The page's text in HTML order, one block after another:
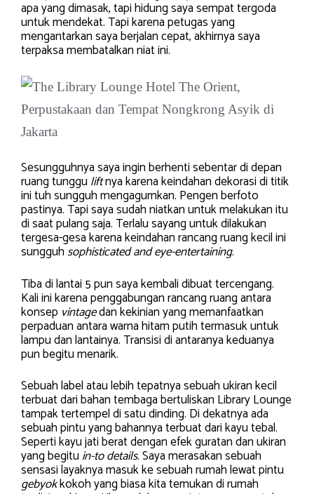
apa yang dimasak, tapi hidung saya sempat tergoda
untuk mendekat. Tapi karena petugas yang
mengantarkan saya berjalan cepat, akhirnya saya
terpaksa membatalkan niat ini.
Sesungguhnya saya ingin berhenti sebentar di depan
ruang tunggu liftnya karena keindahan dekorasi di titik
ini tuh sungguh mengagumkan. Pengen berfoto
pastinya. Tapi saya sudah niatkan untuk melakukan itu
di saat pulang saja. Terlalu sayang untuk dilakukan
tergesa-gesa karena keindahan rancang ruang kecil ini
sungguh sophisticatedand eye-entertaining.
Tiba di lantai 5 pun saya kembali dibuat tercengang.
Kali ini karena penggabungan rancang ruang antara
konsep vintagedan kekinian yang memanfaatkan
perpaduan antara warna hitam putih termasuk untuk
lampu dan lantainya. Transisi di antaranya keduanya
pun begitu menarik.
Sebuah label atau lebih tepatnya sebuah ukiran kecil
terbuat dari bahan tembaga bertuliskan Library Lounge
tampak tertempel di satu dinding. Di dekatnya ada
sebuah pintu yang bahannya terbuat dari kayu tebal.
Seperti kayu jati berat dengan efek guratan dan ukiran
yang begitu in-to details. Saya merasakan sebuah
sensasi layaknya masuk ke sebuah rumah lewat pintu
gebyokkokoh yang biasa kita temukan di rumah